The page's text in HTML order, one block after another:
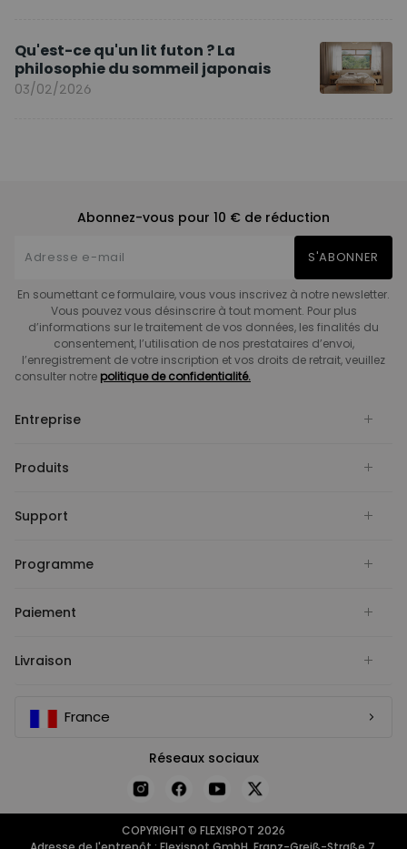
Qu'est-ce qu'un lit futon ? La
philosophie du sommeil japonais
03/02/2026
Abonnez-vous pour 10 € de réduction
S'ABONNER
En soumettant ce formulaire, vous vous inscrivez à notre newsletter.
Vous pouvez vous désinscrire à tout moment. Pour plus
d’informations sur le traitement de vos données, les finalités du
consentement, l’utilisation de nos prestataires d’envoi,
l’enregistrement de votre inscription et vos droits de retrait, veuillez
consulter notre politique de confidentialité.
Entreprise
Produits
Support
Programme
Paiement
Livraison
France
Réseaux sociaux
COPYRIGHT © FLEXISPOT 2026